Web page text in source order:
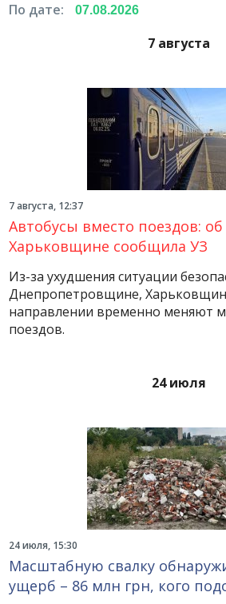
По дате:
7 августа
7 августа, 12:37
Автобусы вместо поездов:
Харьковщине сообщила УЗ
Из-за ухудшения ситуации
Днепропетровщине,
направлении временно меняют
поездов.
24 июля
24 июля, 15:30
Масштабную свалку
ущерб – 86 млн грн, кого